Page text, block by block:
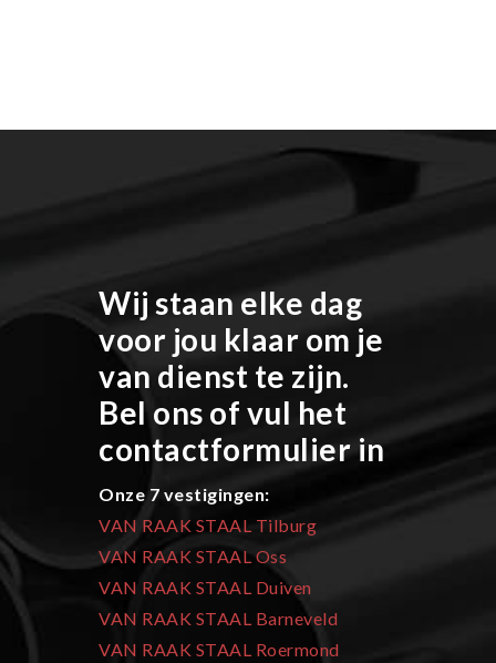
Wij staan elke dag
voor jou klaar om je
van dienst te zijn.
Bel ons of vul het
contactformulier in
Onze 7 vestigingen:
VAN RAAK STAAL Tilburg
VAN RAAK STAAL Oss
VAN RAAK STAAL Duiven
VAN RAAK STAAL Barneveld
VAN RAAK STAAL Roermond